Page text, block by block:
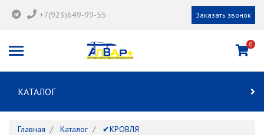
+7(923)649-99-55 Заказать звонок
0
КАТАЛОГ
Главная Каталог
✔КРОВЛЯ